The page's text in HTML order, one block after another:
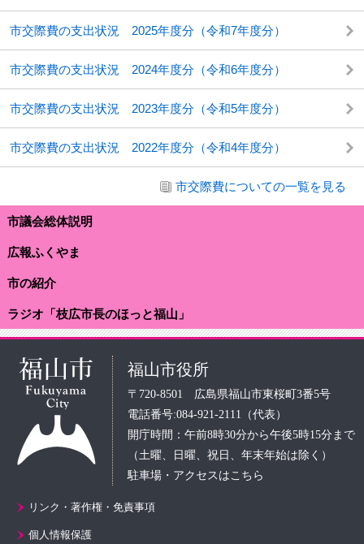
市交際費の支出状況 2025年度分（令和7年度分）
市交際費の支出状況 2024年度分（令和6年度分）
市交際費の支出状況 2023年度分（令和5年度分）
市交際費の支出状況 2022年度分（令和4年度分）
市交際費についての一覧を見る
市議会総体説明
広報ふくやま
市の紹介
ラジオ「枝広市長のほっと福山」
福山市役所
〒720-8501 広島県福山市東桜町3番5号
電話番号:084-921-2111（代表）
開庁時間：午前8時30分から午後5時15分まで
（土曜、日曜、祝日、年末年始は除く）
駐車場・アクセスはこちら
リンク・著作権・免責事項
個人情報保護